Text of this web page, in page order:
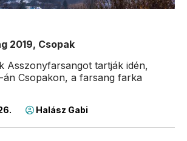
2019, Csopak
Asszonyfarsangot tartják idén,
án Csopakon, a farsang farka
Halász Gabi